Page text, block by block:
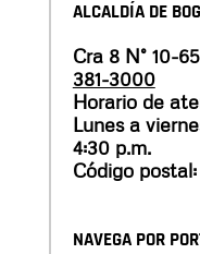
ALCALDÍA DE
Cra 8 N° 10-
381-3000
Horario de
Lunes a
4:30 p.m.
Código postal:
NAVEGA POR